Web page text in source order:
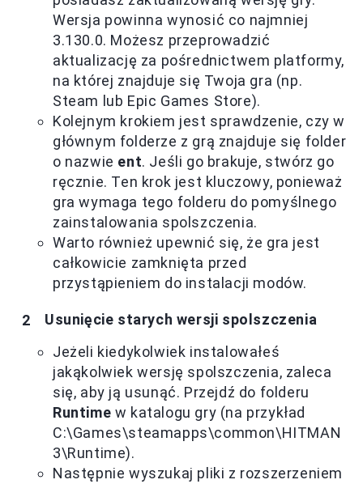
Wersja powinna wynosić co najmniej
3.130.0. Możesz przeprowadzić
aktualizację za pośrednictwem platformy,
na której znajduje się Twoja gra (np.
Steam lub Epic Games Store).
Kolejnym krokiem jest sprawdzenie, czy w
głównym folderze z grą znajduje się folder
o nazwie ent. Jeśli go brakuje, stwórz go
ręcznie. Ten krok jest kluczowy, ponieważ
gra wymaga tego folderu do pomyślnego
zainstalowania spolszczenia.
Warto również upewnić się, że gra jest
całkowicie zamknięta przed
przystąpieniem do instalacji modów.
Usunięcie starych wersji spolszczenia
Jeżeli kiedykolwiek instalowałeś
jakąkolwiek wersję spolszczenia, zaleca
się, aby ją usunąć. Przejdź do folderu
Runtime w katalogu gry (na przykład
C:\Games\steamapps\common\HITMAN
3\Runtime).
Następnie wyszukaj pliki z rozszerzeniem